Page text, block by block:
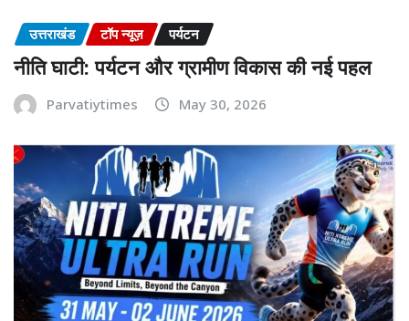
उत्तराखंड टॉप न्यूज़ पर्यटन
नीति घाटी: पर्यटन और ग्रामीण विकास की नई पहल
Parvatiytimes May 30, 2026